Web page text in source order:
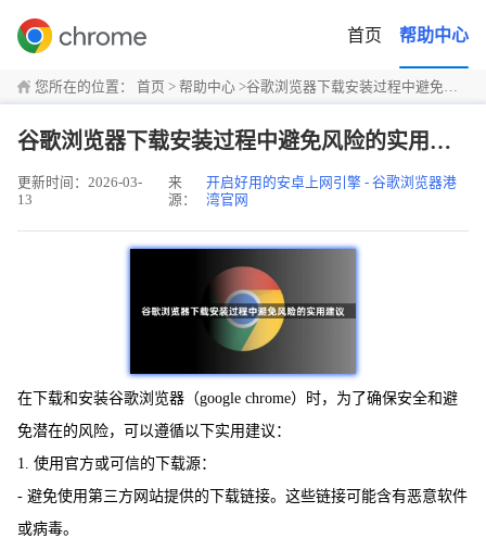
首页 帮助中心
您所在的位置： 首页 > 帮助中心 >谷歌浏览器下载安装过程中避免风险的实用建议
谷歌浏览器下载安装过程中避免风险的实用建议
更新时间：2026-03-
13
来
源：
开启好用的安卓上网引擎 - 谷歌浏览器港
湾官网
在下载和安装谷歌浏览器（google chrome）时，为了确保安全和避
免潜在的风险，可以遵循以下实用建议：
1. 使用官方或可信的下载源：
- 避免使用第三方网站提供的下载链接。这些链接可能含有恶意软件
或病毒。